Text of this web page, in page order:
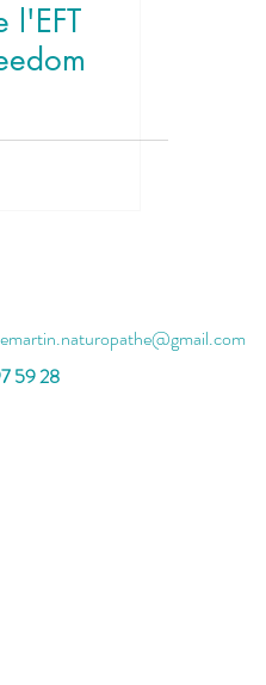
l'EFT
59 28